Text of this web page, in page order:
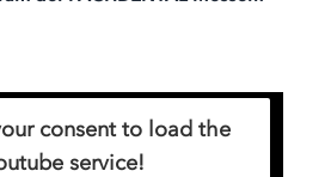
consent to load the
service!